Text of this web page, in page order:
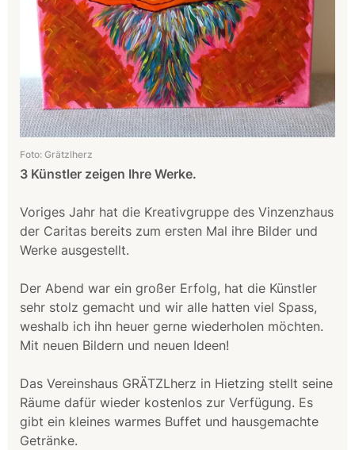
Foto: Grätzlherz
3 Künstler zeigen Ihre Werke.
Voriges Jahr hat die Kreativgruppe des Vinzenzhaus
der Caritas bereits zum ersten Mal ihre Bilder und
Werke ausgestellt.
Der Abend war ein großer Erfolg, hat die Künstler
sehr stolz gemacht und wir alle hatten viel Spass,
weshalb ich ihn heuer gerne wiederholen möchten.
Mit neuen Bildern und neuen Ideen!
Das Vereinshaus GRÄTZLherz in Hietzing stellt seine
Räume dafür wieder kostenlos zur Verfügung. Es
gibt ein kleines warmes Buffet und hausgemachte
Getränke.